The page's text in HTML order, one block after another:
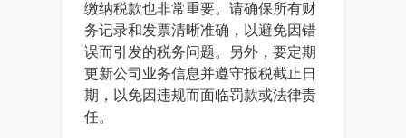
缴纳税款也非常重要。请确保所有财
务记录和发票清晰准确，以避免因错
误而引发的税务问题。另外，要定期
更新公司业务信息并遵守报税截止日
期，以免因违规而面临罚款或法律责
任。